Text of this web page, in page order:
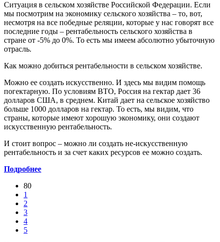
Ситуация в сельском хозяйстве Российской Федерации. Если
мы посмотрим на экономику сельского хозяйства – то, вот,
несмотря на все победные реляции, которые у нас говорят все
последние годы – рентабельность сельского хозяйства в
стране от -5% до 0%. То есть мы имеем абсолютно убыточную
отрасль.
Как можно добиться рентабельности в сельском хозяйстве.
Можно ее создать искусственно. И здесь мы видим помощь
погектарную. По условиям ВТО, Россия на гектар дает 36
долларов США, в среднем. Китай дает на сельское хозяйство
больше 1000 долларов на гектар. То есть, мы видим, что
страны, которые имеют хорошую экономику, они создают
искусственную рентабельность.
И стоит вопрос – можно ли создать не-искусственную
рентабельность и за счет каких ресурсов ее можно создать.
Подробнее
80
1
2
3
4
5